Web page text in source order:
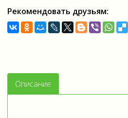
Рекомендовать друзьям:
Описание